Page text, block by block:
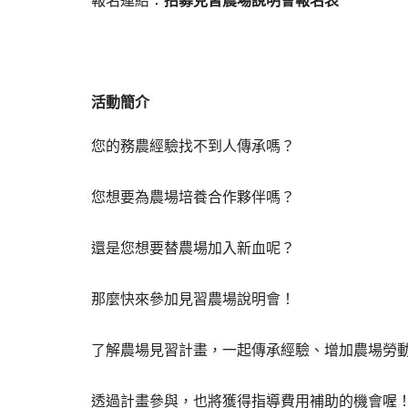
活動簡介
您的務農經驗找不到人傳承嗎？
您想要為農場培養合作夥伴嗎？
還是您想要替農場加入新血呢？
那麼快來參加見習農場說明會！
了解農場見習計畫，一起傳承經驗、增加農場勞
透過計畫參與，也將獲得指導費用補助的機會喔！